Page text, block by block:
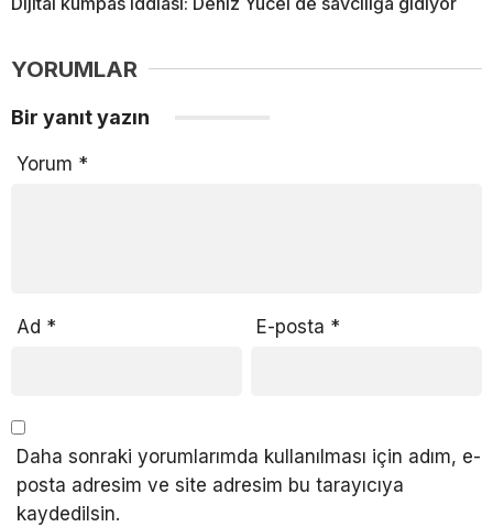
YORUMLAR
Bir yanıt yazın
Yorum *
Ad * E-posta *
Daha sonraki yorumlarımda kullanılması için adım, e-
posta adresim ve site adresim bu tarayıcıya
kaydedilsin.